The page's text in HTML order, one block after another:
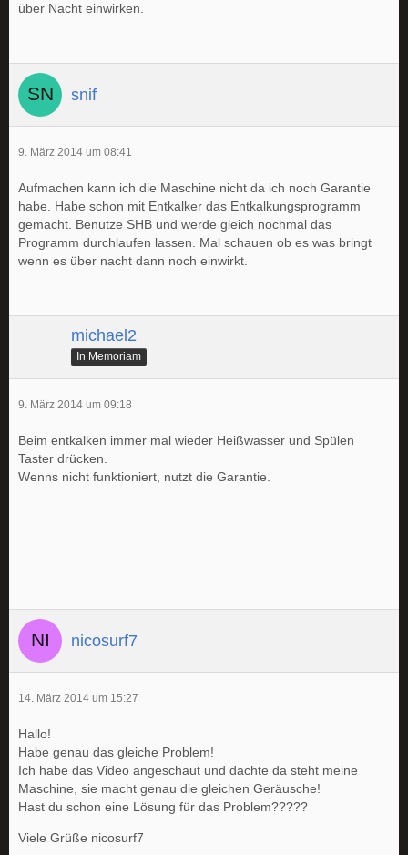
über Nacht einwirken.
snif
9. März 2014 um 08:41
Aufmachen kann ich die Maschine nicht da ich noch Garantie
habe. Habe schon mit Entkalker das Entkalkungsprogramm
gemacht. Benutze SHB und werde gleich nochmal das
Programm durchlaufen lassen. Mal schauen ob es was bringt
wenn es über nacht dann noch einwirkt.
michael2
In Memoriam
9. März 2014 um 09:18
Beim entkalken immer mal wieder Heißwasser und Spülen
Taster drücken.
Wenns nicht funktioniert, nutzt die Garantie.
nicosurf7
14. März 2014 um 15:27
Hallo!
Habe genau das gleiche Problem!
Ich habe das Video angeschaut und dachte da steht meine
Maschine, sie macht genau die gleichen Geräusche!
Hast du schon eine Lösung für das Problem?????
Viele Grüße nicosurf7